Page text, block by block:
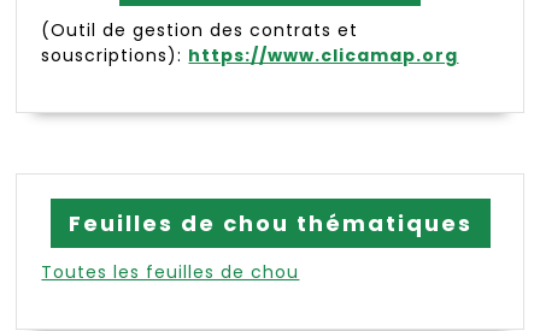
(Outil de gestion des contrats et
souscriptions): https://www.clicamap.org
Feuilles de chou thématiques
Toutes les feuilles de chou